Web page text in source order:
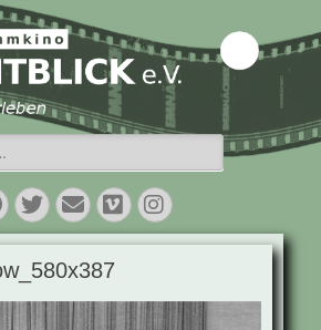
Programmkino
Lichtblick e.V.
Twitter
E-
Mail
VimeoInstagram